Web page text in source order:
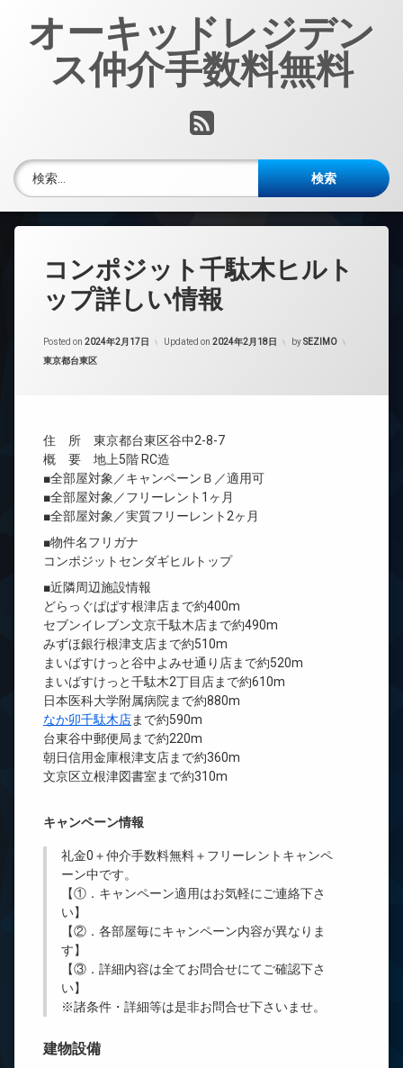
オーキッドレジデン
ス仲介手数料無料
RSS
検索:
コンポジット千駄木ヒルト
ップ詳しい情報
Posted on 2024年2月17日 Updated on 2024年2月18日 bySEZIMO
カテゴリー:
東京都台東区
住 所 東京都台東区谷中2-8-7
概 要 地上5階 RC造
■全部屋対象／キャンペーンＢ／適用可
■全部屋対象／フリーレント1ヶ月
■全部屋対象／実質フリーレント2ヶ月
■物件名フリガナ
コンポジットセンダギヒルトップ
■近隣周辺施設情報
どらっぐぱぱす根津店まで約400m
セブンイレブン文京千駄木店まで約490m
みずほ銀行根津支店まで約510m
まいばすけっと谷中よみせ通り店まで約520m
まいばすけっと千駄木2丁目店まで約610m
日本医科大学附属病院まで約880m
なか卯千駄木店まで約590m
台東谷中郵便局まで約220m
朝日信用金庫根津支店まで約360m
文京区立根津図書室まで約310m
キャンペーン情報
礼金0 ＋仲介手数料無料＋ フリーレント キャンペ
ーン中です。
【①．キャンペーン適用はお気軽にご連絡下さ
い】
【②．各部屋毎にキャンペーン内容が異なりま
す】
【③．詳細内容は全てお問合せにてご確認下さ
い】
※諸条件・詳細等は是非お問合せ下さいませ。
建物設備